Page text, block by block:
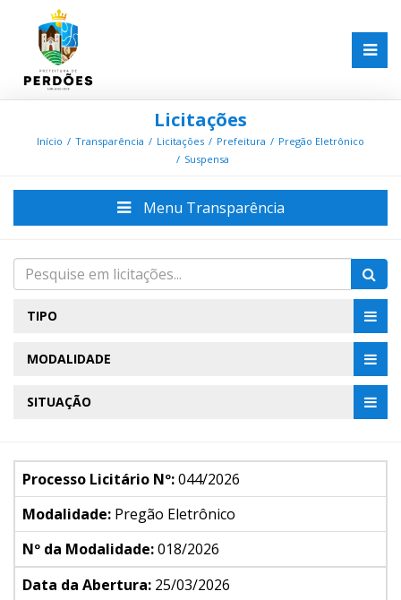
Licitações
Início Transparência Licitações Prefeitura
Pregão Eletrônico
Suspensa
Menu Transparência
TIPO
MODALIDADE
SITUAÇÃO
Processo Licitário Nº:044/2026
Modalidade: Pregão Eletrônico
Nº da Modalidade:018/2026
Data da Abertura: 25/03/2026